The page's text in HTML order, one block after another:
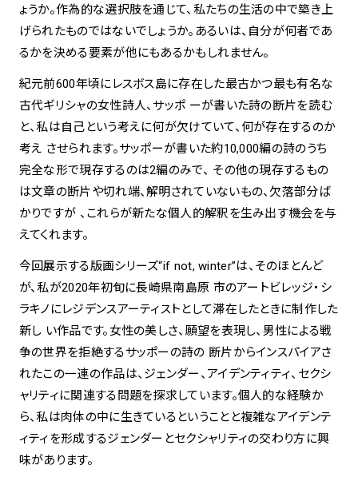
ょうか。作為的な選択肢を通じて、私たちの生活の中で築き上
げられたものではないでしょうか。あるいは、自分が何者であ
るかを決める要素が他にもあるかもしれません。
紀元前600年頃にレスボス島に存在した最古かつ最も有名な
古代ギリシャの女性詩人、サッポ ーが書いた詩の断片を読む
と、私は自己という考えに何が欠けていて、何が存在するのか
考え させられます。サッポーが書いた約10,000編の詩のうち
完全な形で現存するのは2編のみで、 その他の現存するもの
は文章の断片や切れ端、解明されていないもの、欠落部分ば
かりですが 、これらが新たな個人的解釈を生み出す機会を与
えてくれます。
今回展示する版画シリーズ“if not, winter”は、そのほとんど
が、私が2020年初旬に長崎県南島原 市のアートビレッジ・シ
ラキノにレジデンスアーティストとして滞在したときに制作した
新し い作品です。女性の美しさ、願望を表現し、男性による戦
争の世界を拒絶するサッポーの詩の 断片からインスパイアさ
れたこの一連の作品は、ジェンダー、アイデンティティ、セクシ
ャリティに関連する問題を探求しています。個人的な経験か
ら、私は肉体の中に生きているということと複雑なアイデンテ
ィティを形成するジェンダーとセクシャリティの交わり方に興
味があります。